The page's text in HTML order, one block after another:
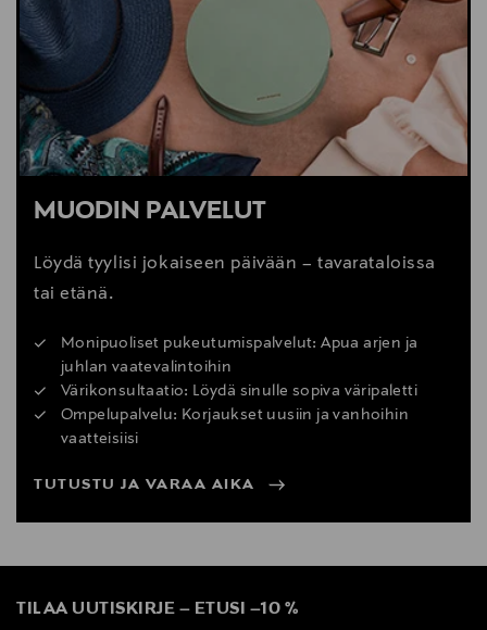
MUODIN PALVELUT
Löydä tyylisi jokaiseen päivään – tavarataloissa
tai etänä.
Monipuoliset pukeutumispalvelut: Apua arjen ja
juhlan vaatevalintoihin
Värikonsultaatio: Löydä sinulle sopiva väripaletti
Ompelupalvelu: Korjaukset uusiin ja vanhoihin
vaatteisiisi
TUTUSTU JA VARAA AIKA
TILAA UUTISKIRJE – ETUSI –10 %